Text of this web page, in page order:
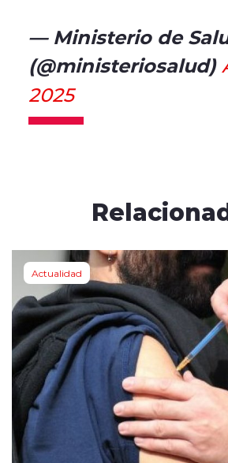
— Ministerio de
(@ministeriosalud)
2025
Actualidad